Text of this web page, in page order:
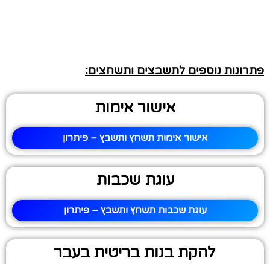
פתרונות נוספים לתשבצים ותשחצים:
אישור אימות
אישור אימות תשחץ ותשבץ – פיתרון
עוגת שכבות
עוגת שכבות תשחץ ותשבץ – פיתרון
להקת בנות בריטית בעבר